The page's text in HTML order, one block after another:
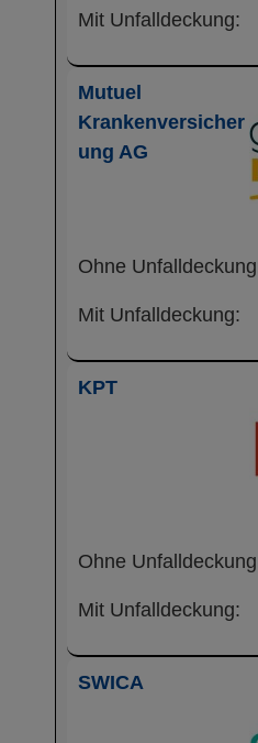
Mit Unfalldeckung:
Mutuel
Krankenversicher
ung AG
Ohne
Mit Unfalldeckung:
KPT
Ohne
Mit Unfalldeckung:
SWICA